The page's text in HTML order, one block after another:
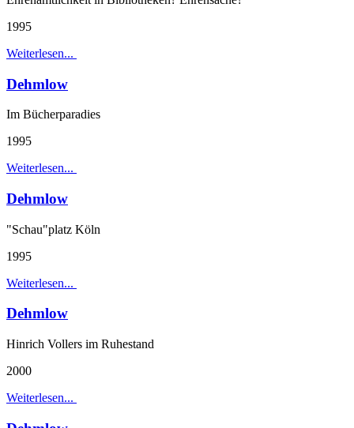
1995
Weiterlesen...
Dehmlow
Im Bücherparadies
1995
Weiterlesen...
Dehmlow
"Schau"platz Köln
1995
Weiterlesen...
Dehmlow
Hinrich Vollers im Ruhestand
2000
Weiterlesen...